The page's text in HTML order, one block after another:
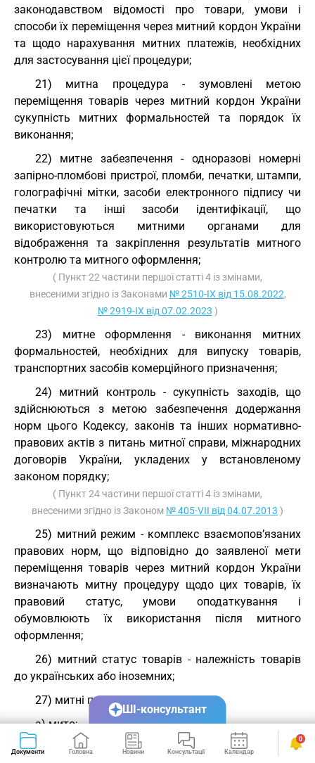
законодавством відомості про товари, умови і
способи їх переміщення через митний кордон України
та щодо нарахування митних платежів, необхідних
для застосування цієї процедури;
21) митна процедура - зумовлені метою
переміщення товарів через митний кордон України
сукупність митних формальностей та порядок їх
виконання;
22) митне забезпечення - одноразові номерні
запірно-пломбові пристрої, пломби, печатки, штампи,
голографічні мітки, засоби електронного підпису чи
печатки та інші засоби ідентифікації, що
використовуються митними органами для
відображення та закріплення результатів митного
контролю та митного оформлення;
( Пункт 22 частини першої статті 4 із змінами,
внесеними згідно із Законами № 2510-IX від 15.08.2022,
№ 2919-IX від 07.02.2023 )
23) митне оформлення - виконання митних
формальностей, необхідних для випуску товарів,
транспортних засобів комерційного призначення;
24) митний контроль - сукупність заходів, що
здійснюються з метою забезпечення додержання
норм цього Кодексу, законів та інших нормативно-
правових актів з питань митної справи, міжнародних
договорів України, укладених у встановленому
законом порядку;
( Пункт 24 частини першої статті 4 із змінами,
внесеними згідно із Законом № 405-VII від 04.07.2013 )
25) митний режим - комплекс взаємопов’язаних
правових норм, що відповідно до заявленої мети
переміщення товарів через митний кордон України
визначають митну процедуру щодо цих товарів, їх
правовий статус, умови оподаткування і
обумовлюють їх використання після митного
оформлення;
26) митний статус товарів - належність товарів
до українських або іноземних;
27) митні платежі:
а) мито;
б) акцизний податок із ввезених на митну
Документи Головна Новини Консультації Календар Сервіси
0
ШІ-консультант